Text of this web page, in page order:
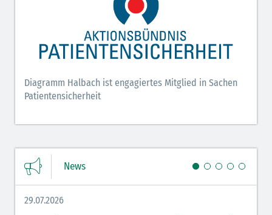
Diagramm Halbach ist engagiertes Mitglied in Sachen
Patientensicherheit
News
29.07.2026